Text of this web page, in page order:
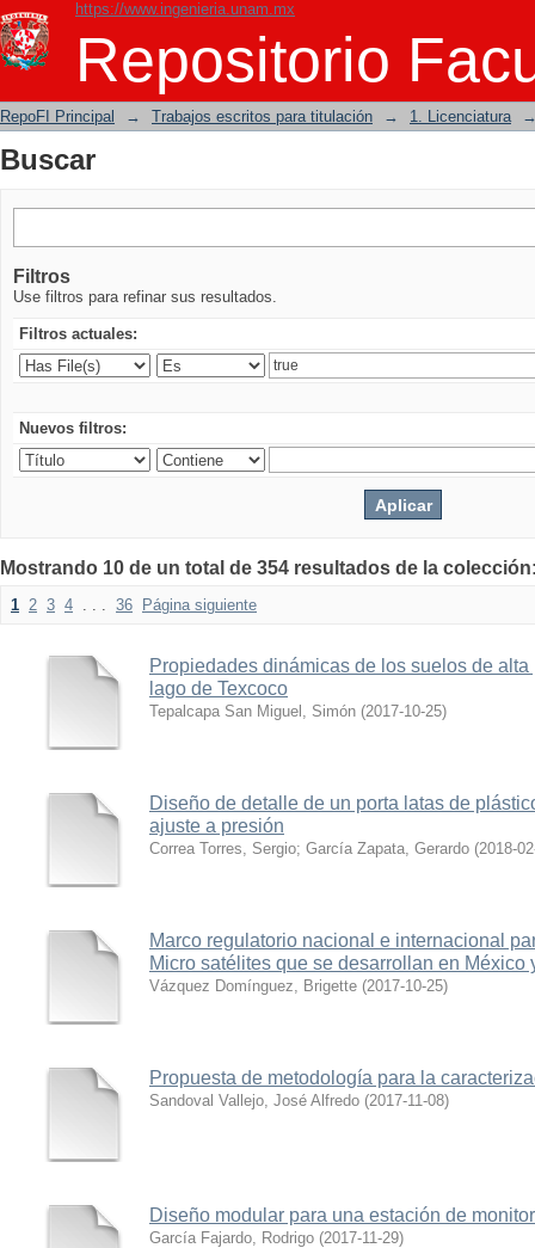
https://www.ingenieria.unam.mx
Repositorio
Buscar
RepoFI Principal → Trabajos escritos para titulación → 1. Licenciatura
Buscar
Filtros
Use filtros para refinar sus resultados.
Filtros actuales:
Nuevos filtros:
Mostrando 10 de un total de 354 resultados de la
1 2 3 4 . . . 36 Página siguiente
Propiedades dinámicas de los suelos de
lago de Texcoco
Tepalcapa San Miguel, Simón (2017-10-25)
Diseño de detalle de un porta latas de
ajuste a presión
Correa Torres, Sergio; García Zapata, Gerardo (2018-
Marco regulatorio nacional e internacional
Micro satélites que se desarrollan en
Vázquez Domínguez, Brigette (2017-10-25)
Propuesta de metodología para la
Sandoval Vallejo, José Alfredo (2017-11-08)
Diseño modular para una estación de
García Fajardo, Rodrigo (2017-11-29)